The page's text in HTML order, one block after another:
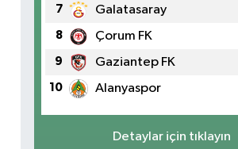
7 Galatasaray
8 Çorum FK
9 Gaziantep FK
10 Alanyaspor
Detaylar için tıklayın